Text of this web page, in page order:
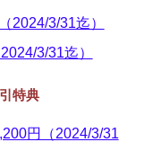
2024/3/31迄）
3/31迄）
特典
円（2024/3/31